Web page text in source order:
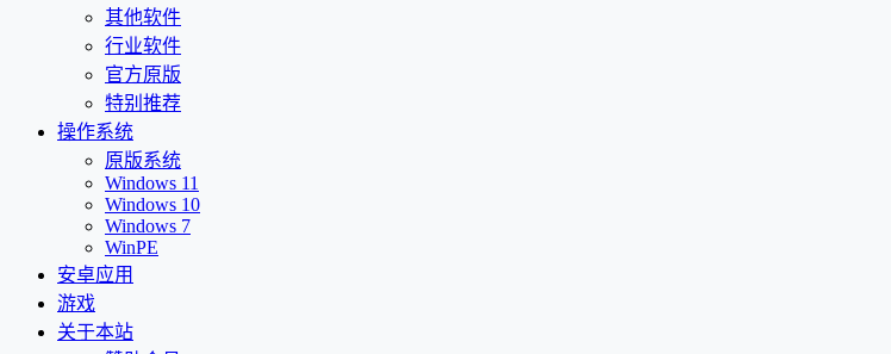
其他软件
行业软件
官方原版
特别推荐
操作系统
原版系统
Windows 11
Windows 10
Windows 7
WinPE
安卓应用
游戏
关于本站